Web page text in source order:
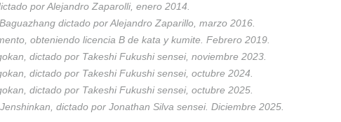
por Alejandro Zaparolli, enero 2014.
dictado por Alejandro Zaparillo, marzo 2016.
obteniendo licencia B de kata y kumite. Febrero 2019.
dictado por Takeshi Fukushi sensei, noviembre 2023.
dictado por Takeshi Fukushi sensei, octubre 2024.
dictado por Takeshi Fukushi sensei, octubre 2025.
dictado por Jonathan Silva sensei. Diciembre 2025.